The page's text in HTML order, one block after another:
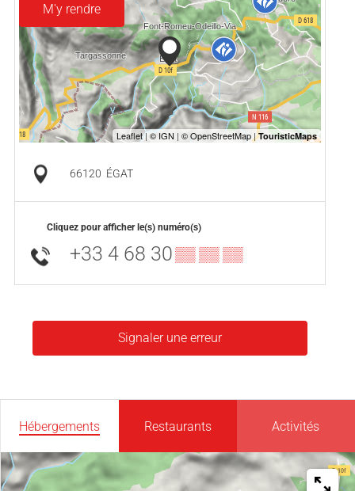
M'y rendre
66120 ÉGAT
Cliquez pour afficher le(s) numéro(s)
+33 4 68 30▒▒ ▒▒ ▒▒
Signaler une erreur
Hébergements Restaurants Activités